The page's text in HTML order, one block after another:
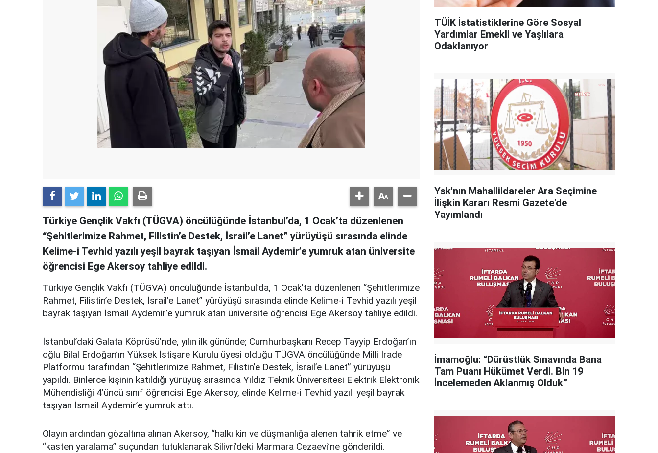
Türkiye Gençlik Vakfı (TÜGVA) öncülüğünde İstanbul’da, 1 Ocak’ta düzenlenen
“Şehitlerimize Rahmet, Filistin’e Destek, İsrail’e Lanet” yürüyüşü sırasında elinde
Kelime-i Tevhid yazılı yeşil bayrak taşıyan İsmail Aydemir’e yumruk atan üniversite
öğrencisi Ege Akersoy tahliye edildi.
Türkiye Gençlik Vakfı (TÜGVA) öncülüğünde İstanbul’da, 1 Ocak’ta düzenlenen “Şehitlerimize
Rahmet, Filistin’e Destek, İsrail’e Lanet” yürüyüşü sırasında elinde Kelime-i Tevhid yazılı yeşil
bayrak taşıyan İsmail Aydemir’e yumruk atan üniversite öğrencisi Ege Akersoy tahliye edildi.
İstanbul’daki Galata Köprüsü’nde, yılın ilk gününde; Cumhurbaşkanı Recep Tayyip Erdoğan’ın
oğlu Bilal Erdoğan’ın Yüksek İstişare Kurulu üyesi olduğu TÜGVA öncülüğünde Milli İrade
Platformu tarafından “Şehitlerimize Rahmet, Filistin’e Destek, İsrail’e Lanet” yürüyüşü
yapıldı. Binlerce kişinin katıldığı yürüyüş sırasında Yıldız Teknik Üniversitesi Elektrik Elektronik
Mühendisliği 4’üncü sınıf öğrencisi Ege Akersoy, elinde Kelime-i Tevhid yazılı yeşil bayrak
taşıyan İsmail Aydemir’e yumruk attı.
Olayın ardından gözaltına alınan Akersoy, “halkı kin ve düşmanlığa alenen tahrik etme” ve
“kasten yaralama” suçundan tutuklanarak Silivri’deki Marmara Cezaevi’ne gönderildi.
TÜİK İstatistiklerine Göre Sosyal
Yardımlar Emekli ve Yaşlılara
Odaklanıyor
Ysk'nın Mahalliidareler Ara Seçimine
İlişkin Kararı Resmi Gazete'de
Yayımlandı
İmamoğlu: “Dürüstlük Sınavında Bana
Tam Puanı Hükümet Verdi. Bin 19
İncelemeden Aklanmış Olduk”